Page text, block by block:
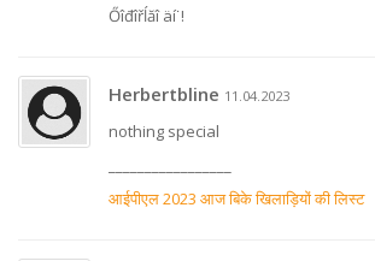
Őîđîřĺăî äí˙!
Herbertbline 11.04.2023
nothing special
आईपीएल 2023 आज बिके खिलाड़ियों की लिस्ट